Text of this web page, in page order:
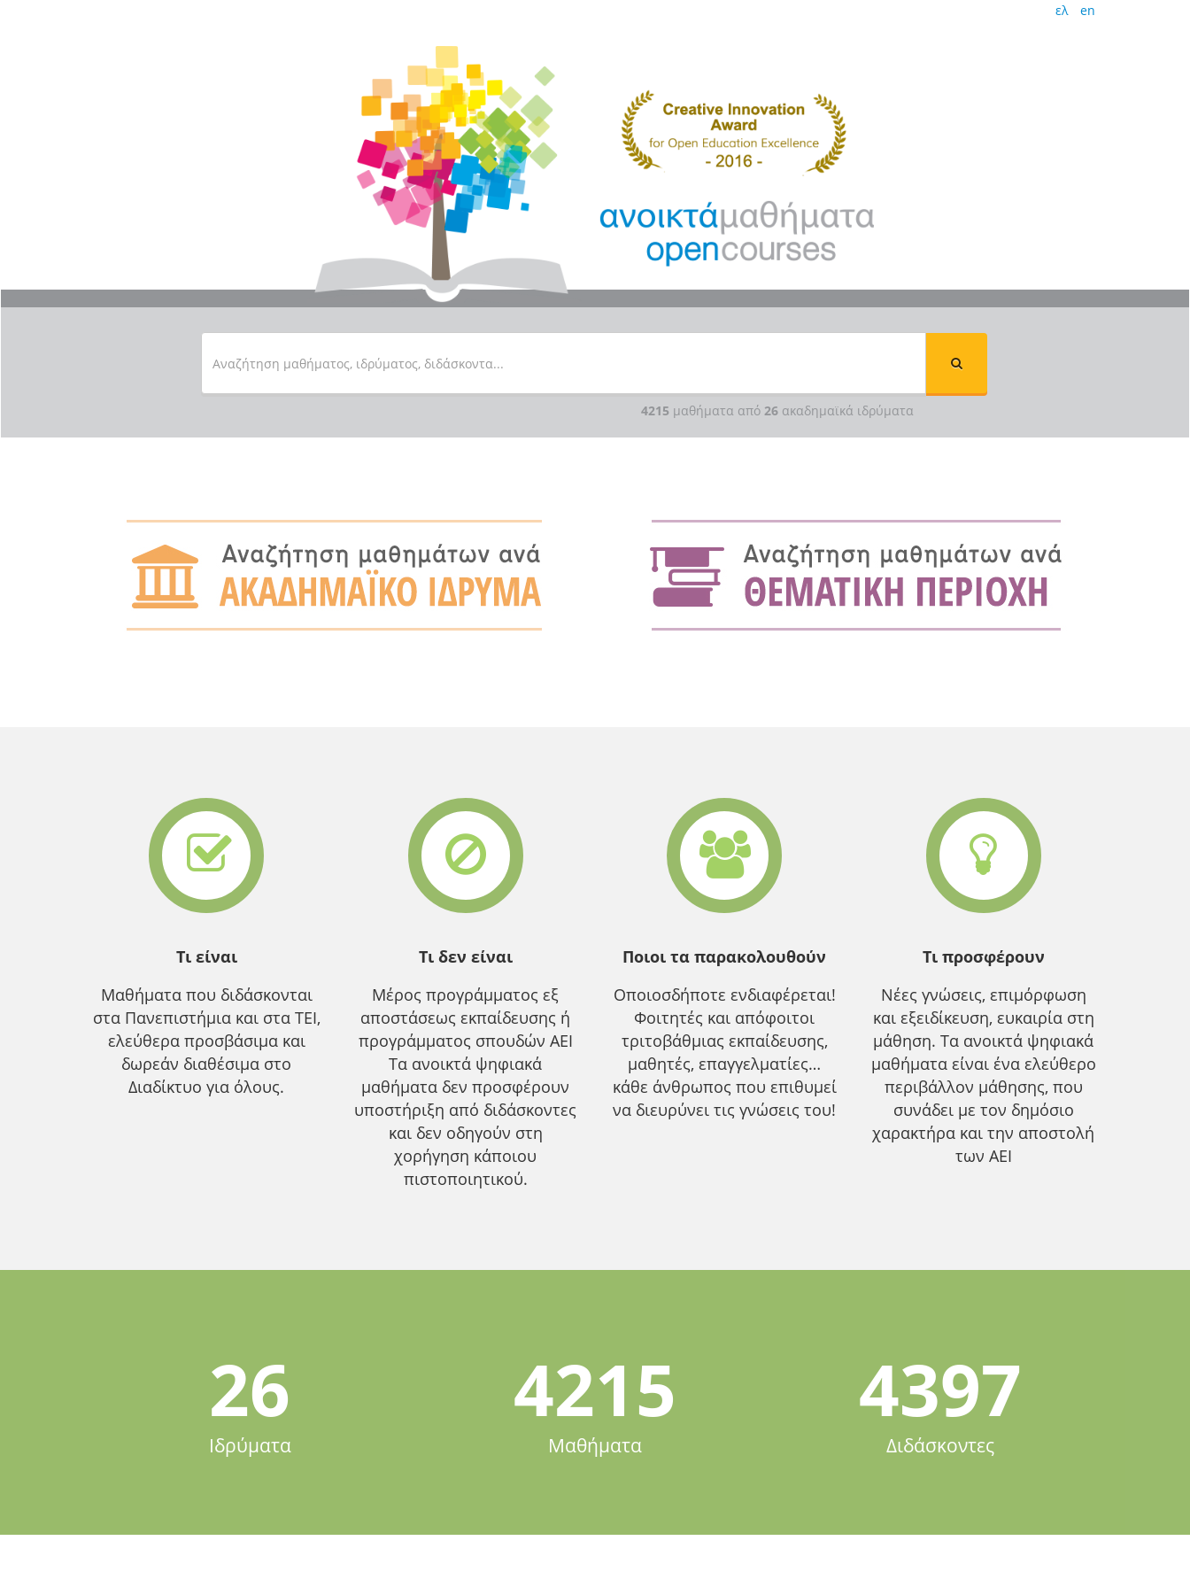
ελ en
4215 μαθήματα από 26 ακαδημαϊκά ιδρύματα
Τι είναι
Μαθήματα που διδάσκονται
στα Πανεπιστήμια και στα ΤΕΙ,
ελεύθερα προσβάσιμα και
δωρεάν διαθέσιμα στο
Διαδίκτυο για όλους.
Τι δεν είναι
Μέρος προγράμματος εξ
αποστάσεως εκπαίδευσης ή
προγράμματος σπουδών ΑΕΙ
Τα ανοικτά ψηφιακά
μαθήματα δεν προσφέρουν
υποστήριξη από διδάσκοντες
και δεν οδηγούν στη
χορήγηση κάποιου
πιστοποιητικού.
Ποιοι τα παρακολουθούν
Οποιοσδήποτε ενδιαφέρεται!
Φοιτητές και απόφοιτοι
τριτοβάθμιας εκπαίδευσης,
μαθητές, επαγγελματίες…
κάθε άνθρωπος που επιθυμεί
να διευρύνει τις γνώσεις του!
Τι προσφέρουν
Νέες γνώσεις, επιμόρφωση
και εξειδίκευση, ευκαιρία στη
μάθηση. Τα ανοικτά ψηφιακά
μαθήματα είναι ένα ελεύθερο
περιβάλλον μάθησης, που
συνάδει με τον δημόσιο
χαρακτήρα και την αποστολή
των ΑΕΙ
26
Ιδρύματα
4215
Μαθήματα
4397
Διδάσκοντες